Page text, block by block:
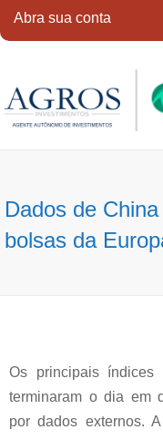
Abra sua conta
Dados de
bolsas da
Os principais
terminaram o dia em
por dados externos.